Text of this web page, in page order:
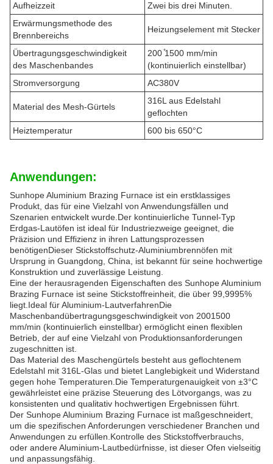
Aufheizzeit
Zwei bis drei Minuten.
Erwärmungsmethode des
Brennbereichs
Heizungselement mit Stecker
Übertragungsgeschwindigkeit
des Maschenbandes
200 ̊1500 mm/min
(kontinuierlich einstellbar)
Stromversorgung
AC380V
Material des Mesh-Gürtels
316L aus Edelstahl
geflochten
Heiztemperatur
600 bis 650°C
Anwendungen:
Sunhope Aluminium Brazing Furnace ist ein erstklassiges
Produkt, das für eine Vielzahl von Anwendungsfällen und
Szenarien entwickelt wurde.Der kontinuierliche Tunnel-Typ
Erdgas-Lautöfen ist ideal für Industriezweige geeignet, die
Präzision und Effizienz in ihren Lattungsprozessen
benötigenDieser Stickstoffschutz-Aluminiumbrennöfen mit
Ursprung in Guangdong, China, ist bekannt für seine hochwertige
Konstruktion und zuverlässige Leistung.
Eine der herausragenden Eigenschaften des Sunhope Aluminium
Brazing Furnace ist seine Stickstoffreinheit, die über 99,9995%
liegt.Ideal für Aluminium-LautverfahrenDie
Maschenbandübertragungsgeschwindigkeit von 200­1500
mm/min (kontinuierlich einstellbar) ermöglicht einen flexiblen
Betrieb, der auf eine Vielzahl von Produktionsanforderungen
zugeschnitten ist.
Das Material des Maschengürtels besteht aus geflochtenem
Edelstahl mit 316L-Glas und bietet Langlebigkeit und Widerstand
gegen hohe Temperaturen.Die Temperaturgenauigkeit von ±3°C
gewährleistet eine präzise Steuerung des Lötvorgangs, was zu
konsistenten und qualitativ hochwertigen Ergebnissen führt.
Der Sunhope Aluminium Brazing Furnace ist maßgeschneidert,
um die spezifischen Anforderungen verschiedener Branchen und
Anwendungen zu erfüllen.Kontrolle des Stickstoffverbrauchs,
oder andere Aluminium-Lautbedürfnisse, ist dieser Ofen vielseitig
und anpassungsfähig.